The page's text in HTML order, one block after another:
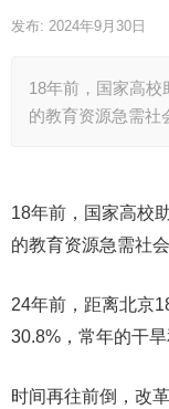
发布: 2024年9月30日
18年前，国家高
的教育资源急需社
18年前，国家高校
的教育资源急需社
24年前，距离北京
30.8%，常年的干
时间再往前倒，改